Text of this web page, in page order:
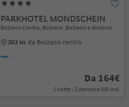
PARKHOTEL MONDSCHEIN
Bolzano Centro, Bolzano, Bolzano e dintorni
302 m da Bolzano centro
Da 164€
1 notte / 2 persone IVA incl.